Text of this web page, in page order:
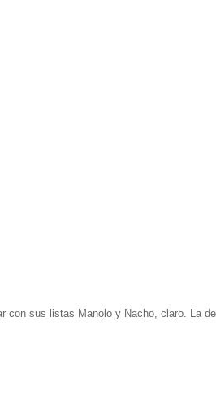
con sus listas Manolo y Nacho, claro. La